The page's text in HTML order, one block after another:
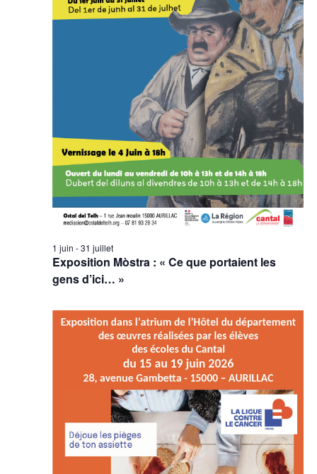
Exposition Mòstra : « Ce que portaient les
gens d’ici… »
1 juin -31 juillet